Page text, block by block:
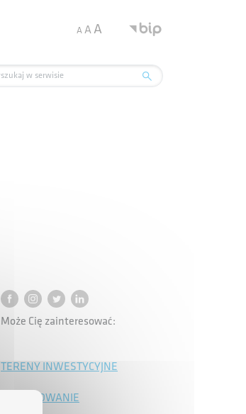
AAA
Może Cię zainteresować:
TERENY INWESTYCYJNE
FINANSOWANIE